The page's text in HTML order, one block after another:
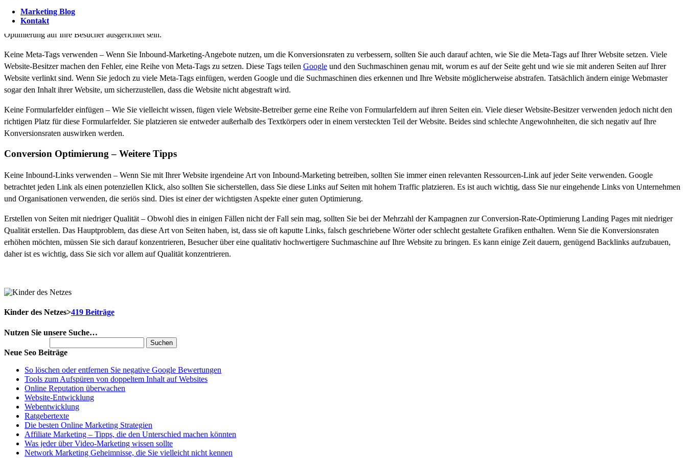
Marketing Blog
Kontakt
Zu allgemein Einer der größten Fehler, den viele Website-Besitzer machen, bezieht sich auf ihre Inbound-Marketing-Angebote. Anstatt Interessenten detaillierte Informationen über Ihre Produkte oder
Dienstleistungen zu geben, entscheiden sie sich in der Regel dafür, direkt auf Ihre Landing Page zu gehen und den ersten Kauf zu tätigen. Um erfolgreich zu sein, müssen Ihre Botschaften zur Conversion-
Optimierung auf Ihre Besucher ausgerichtet sein.
Keine Meta-Tags verwenden – Wenn Sie Inbound-Marketing-Angebote nutzen, um die Konversionsraten zu verbessern, sollten Sie auch darauf achten, wie Sie die Meta-Tags auf Ihrer Website setzen. Viele
Website-Besitzer machen den Fehler, eine Reihe von Meta-Tags zu setzen. Diese Tags teilen Google und den Suchmaschinen genau mit, worum es auf der Seite geht und wie sie mit anderen Seiten auf Ihrer
Website verlinkt sind. Wenn Sie jedoch zu viele Meta-Tags einfügen, werden Google und die Suchmaschinen dies erkennen und Ihre Website möglicherweise abstrafen. Tatsächlich ändern einige Webmaster
sogar den Inhalt ihrer Website, um sicherzustellen, dass die Website nicht abgestraft wird.
Keine Formularfelder einfügen – Wie Sie vielleicht wissen, fügen viele Website-Betreiber gerne eine Reihe von Formularfeldern auf ihren Seiten ein. Viele dieser Website-Besitzer verwenden jedoch nicht den
richtigen Platz für diese Formularfelder. Sie platzieren sie entweder außerhalb des Textkörpers oder in einem versteckten Teil der Website. Beides sind schlechte Angewohnheiten, die sich negativ auf Ihre
Konversionsraten auswirken werden.
Conversion Optimierung – Weitere Tipps
Keine Inbound-Links verwenden – Wenn Sie mit Ihrer Website irgendeine Art von Inbound-Marketing betreiben, sollten Sie immer einen relevanten Ressourcen-Link auf jeder Seite verwenden. Google
betrachtet jeden Link als einen potenziellen Klick, also sollten Sie sicherstellen, dass Sie diese Links auf Seiten mit hohem Traffic platzieren. Es ist auch wichtig, dass Sie nur eingehende Links von Unternehmen
und Organisationen verwenden, die seriös sind. Dies ist einer der wichtigsten Aspekte einer guten Optimierung.
Erstellen von Seiten mit niedriger Qualität – Obwohl dies in einigen Fällen nicht der Fall sein mag, sollten Sie bei der Mehrzahl der Kampagnen zur Conversion-Rate-Optimierung Landing Pages mit niedriger
Qualität erstellen. Das Hauptproblem, das diese Art von Seiten haben, ist, dass sie oft kaputte Links, falsch geschriebene Wörter oder schlecht gestaltete Grafiken enthalten. Wenn Sie die Konversionsraten
erhöhen möchten, müssen Sie sich darauf konzentrieren, Besucher über eine qualitativ hochwertigere Suchmaschine auf Ihre Website zu bringen. Es kann einige Zeit dauern, genügend Backlinks aufzubauen,
daher ist es wichtig, dass Sie sich vor allem auf Qualität konzentrieren.
Kinder des Netzes>419 Beiträge
Nutzen Sie unsere Suche…
Neue Seo Beiträge
So löschen oder entfernen Sie negative Google Bewertungen
Tools zum Aufspüren von doppeltem Inhalt auf Websites
Online Reputation überwachen
Website-Entwicklung
Webentwicklung
Ratgebertexte
Die besten Online Marketing Strategien
Affiliate Marketing – Tipps, die den Unterschied machen könnten
Was jeder über Video-Marketing wissen sollte
Network Marketing Geheimnisse, die Sie vielleicht nicht kennen